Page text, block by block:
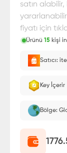
satın alabilir,
fiyatı için
Ürünü 15 kişi
Oyuncu
Satıcı:
Key İçerir
Bölge: